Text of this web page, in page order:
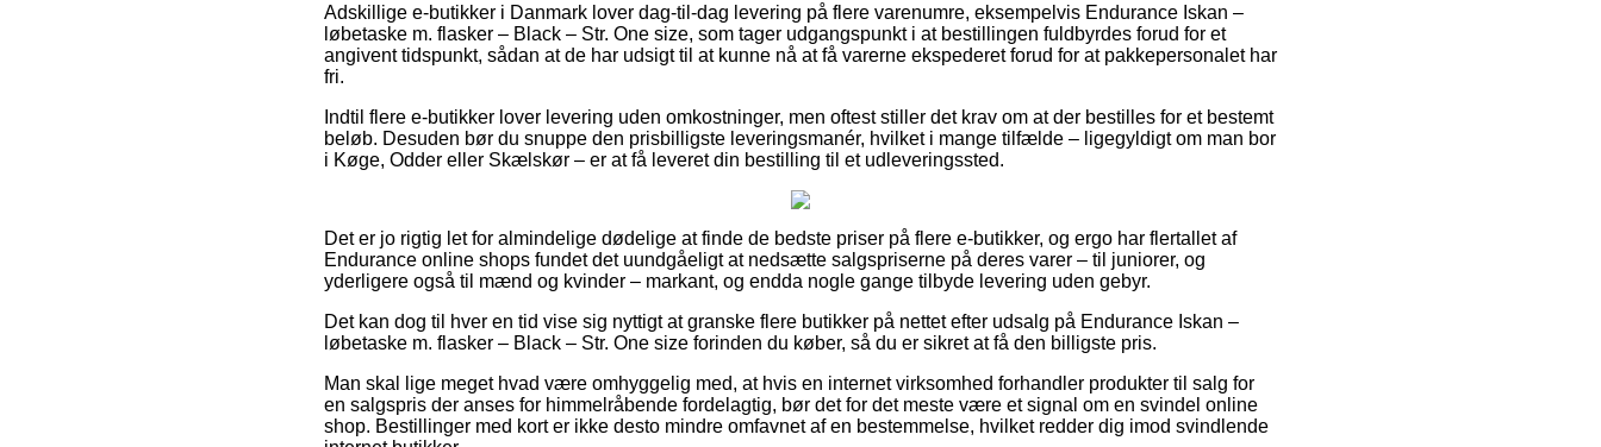
Adskillige e-butikker i Danmark lover dag-til-dag levering på flere varenumre, eksempelvis Endurance Iskan –
løbetaske m. flasker – Black – Str. One size, som tager udgangspunkt i at bestillingen fuldbyrdes forud for et
angivent tidspunkt, sådan at de har udsigt til at kunne nå at få varerne ekspederet forud for at pakkepersonalet har
fri.
Indtil flere e-butikker lover levering uden omkostninger, men oftest stiller det krav om at der bestilles for et bestemt
beløb. Desuden bør du snuppe den prisbilligste leveringsmanér, hvilket i mange tilfælde – ligegyldigt om man bor
i Køge, Odder eller Skælskør – er at få leveret din bestilling til et udleveringssted.
Det er jo rigtig let for almindelige dødelige at finde de bedste priser på flere e-butikker, og ergo har flertallet af
Endurance online shops fundet det uundgåeligt at nedsætte salgspriserne på deres varer – til juniorer, og
yderligere også til mænd og kvinder – markant, og endda nogle gange tilbyde levering uden gebyr.
Det kan dog til hver en tid vise sig nyttigt at granske flere butikker på nettet efter udsalg på Endurance Iskan –
løbetaske m. flasker – Black – Str. One size forinden du køber, så du er sikret at få den billigste pris.
Man skal lige meget hvad være omhyggelig med, at hvis en internet virksomhed forhandler produkter til salg for
en salgspris der anses for himmelråbende fordelagtig, bør det for det meste være et signal om en svindel online
shop. Bestillinger med kort er ikke desto mindre omfavnet af en bestemmelse, hvilket redder dig imod svindlende